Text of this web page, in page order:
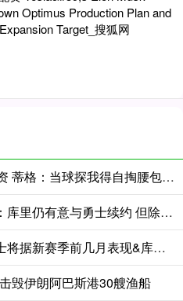
Optimus Production Plan and
Target_搜狐网
股票配资公司行业门户配资 蒂格：当球探我得自掏腰包付酒店房费 后来心想这就是在白忙活
炒股配资官方平台 Slater：库里仍有意与勇士续约 但除了他球队其他人都可能被交易
配资炒股软件 Slater：勇士将据新赛季前几月表现&库里的健康 决定是否改善阵容
毁伊朗阿巴斯港30艘渔船